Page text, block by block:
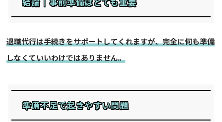
退職代行は手続きをサポートしてくれますが、完全に何も準備
しなくていいわけではありません。
準備不足で起きやすい問題